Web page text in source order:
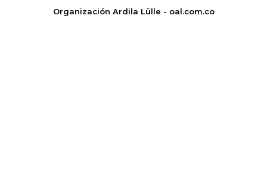
Organización Ardila Lülle - oal.com.co